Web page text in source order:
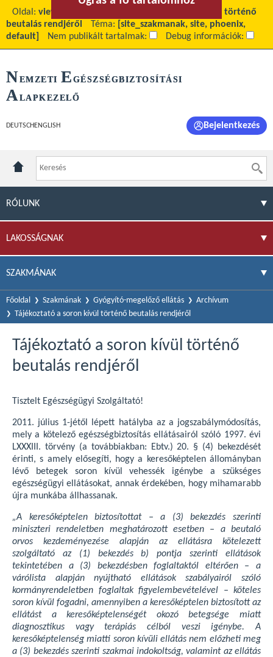
Oldal: view
Tájékoztató a soron kívül történő
beutalás rendjéről
Téma:
[site_szakmanak, site, phoenix,
default]
Nem publikált tartalmak: Debug információk:
NEMZETI E GÉSZSÉGBIZTOSÍTÁSI
ALAPKEZELŐ
DEUTSCH ENGLISH Bejelentkezés
RÓLUNK
LAKOSSÁGNAK
SZAKMÁNAK
Főoldal Szakmának Gyógyító-megelőző ellátás
Archívum
Tájékoztató a soron kívül történő beutalás rendjéről
Tájékoztató a soron kívül történő
beutalás rendjéről
Tisztelt Egészségügyi Szolgáltató!
2011. július 1-jétől lépett hatályba az a jogszabálymódosítás,
mely a kötelező egészségbiztosítás ellátásairól szóló 1997. évi
LXXXIII. törvény (a továbbiakban: Ebtv.) 20. § (4) bekezdését
érinti, s amely elősegíti, hogy a keresőképtelen állományban
lévő betegek soron kívül vehessék igénybe a szükséges
egészségügyi ellátásokat, annak érdekében, hogy mihamarabb
újra munkába állhassanak.
„A keresőképtelen biztosítottat – a (3) bekezdés szerinti
miniszteri rendeletben meghatározott esetben – a beutaló
orvos kezdeményezése alapján az ellátásra kötelezett
szolgáltató az (1) bekezdés b) pontja szerinti ellátások
tekintetében a (3) bekezdésben foglaltaktól eltérően – a
várólista alapján nyújtható ellátások szabályairól szóló
kormányrendeletben foglaltak figyelembevételével – köteles
soron kívül fogadni, amennyiben a keresőképtelen biztosított az
ellátást a keresőképtelenségét okozó betegsége miatt
diagnosztikus vagy terápiás célból veszi igénybe. A
keresőképtelenség miatti soron kívüli ellátás nem előzheti meg
a (3) bekezdés szerinti szakmai indokoltság, valamint az ellátás